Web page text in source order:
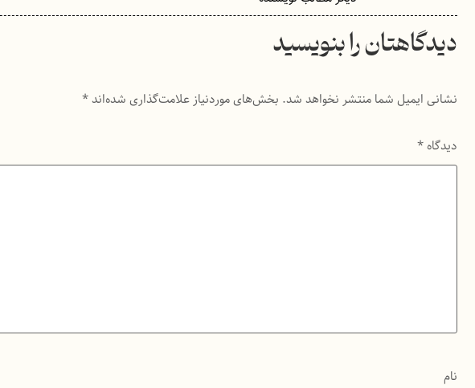
دیدگاهتان را بنویسید
نشانی ایمیل شما منتشر نخواهد شد. بخش‌های موردنیاز علامت‌گذاری شده‌اند*
دیدگاه*
نام